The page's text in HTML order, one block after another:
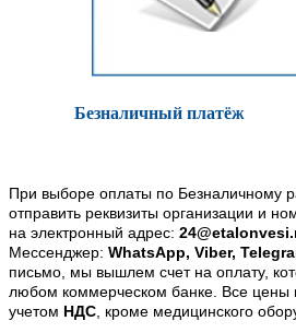
Безналичный платёж
При выборе оплаты по Безналичному
отправить реквизиты организации и
на электронный адрес:
Мессенджер: WhatsApp, Viber,
письмо, мы вышлем счет на оплату,
любом коммерческом банке. Все цены
учетом НДС, кроме медицинского